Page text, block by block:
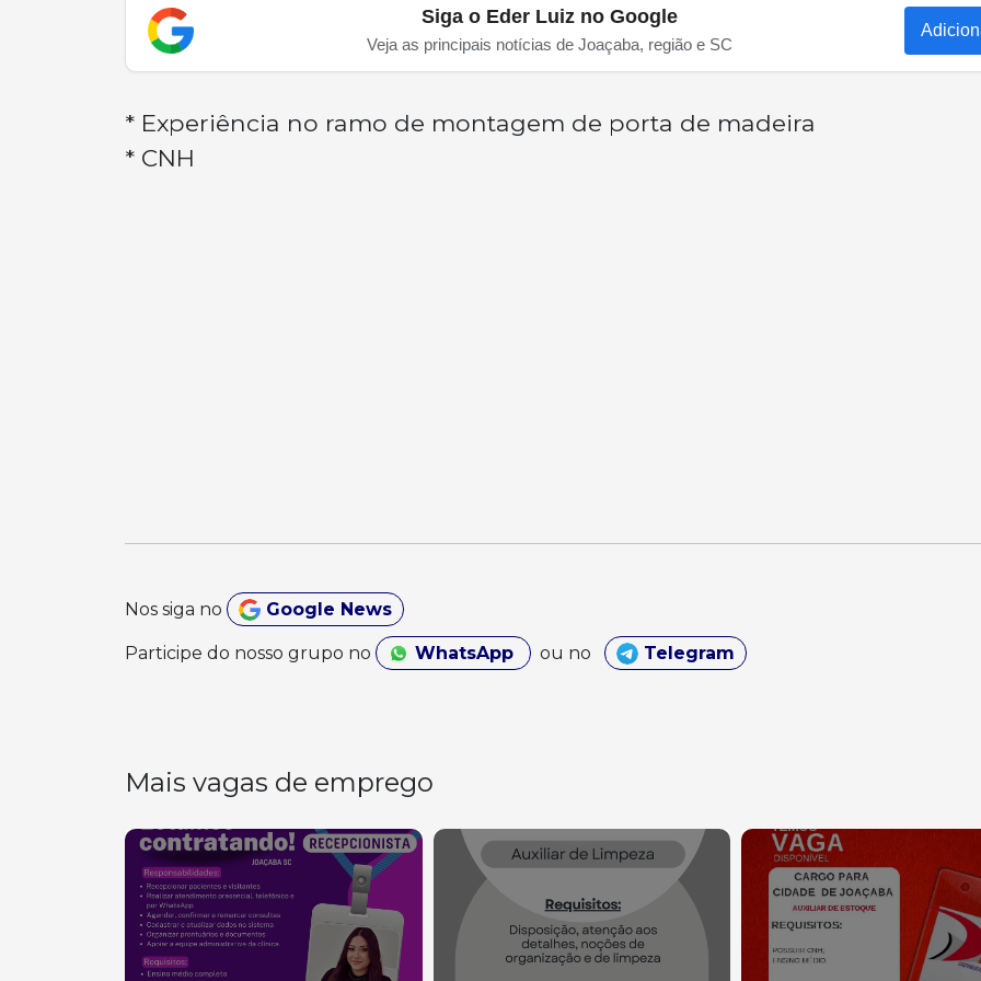
Siga o Eder Luiz no Google
Veja as principais notícias de Joaçaba, região e SC
* Experiência no ramo de montagem de porta de madeira
* CNH
Nos siga no Google News
Participe do nosso grupo no WhatsApp ou no Telegram
Mais vagas de emprego